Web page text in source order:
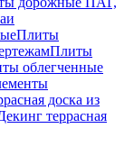
Плиты
Плиты
облегченные
доска из
террасная